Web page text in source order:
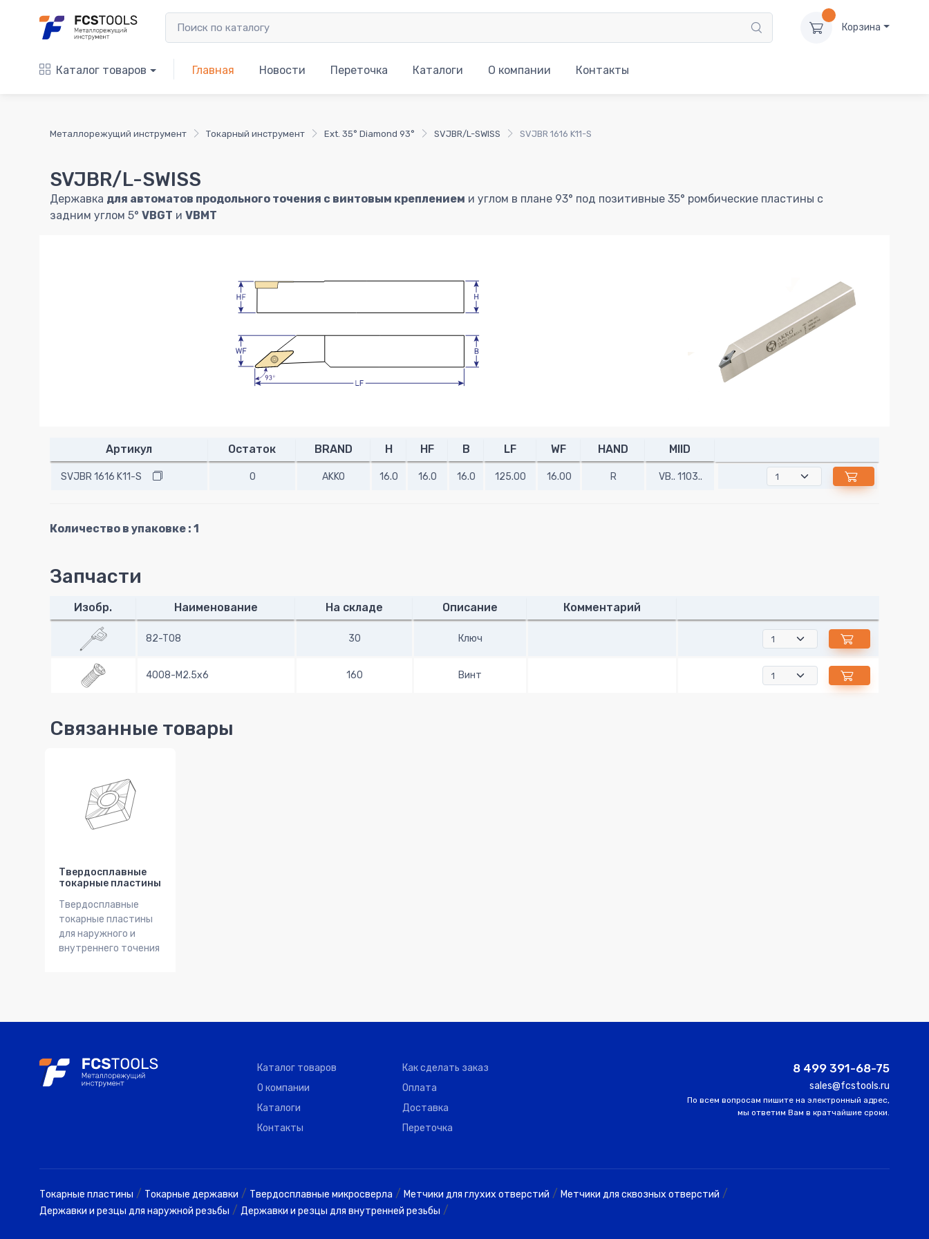
Корзина
Каталог товаров Главная Новости Переточка Каталоги О компании Контакты
Металлорежущий инструмент Токарный инструмент Ext. 35° Diamond 93° SVJBR/L-SWISS SVJBR 1616 K11-S
SVJBR/L-SWISS
Державка для автоматов продольного точения с винтовым креплением и углом в плане 93° под позитивные 35° ромбические пластины с
задним углом 5° VBGT и VBMT
Артикул Остаток BRAND H HF B LF WF HAND MIID
SVJBR 1616 K11-S 0 AKKO 16.0 16.0 16.0 125.00 16.00 R VB.. 1103..
Количество в упаковке : 1
Запчасти
Изобр. Наименование На складе Описание Комментарий
82-T08 30 Ключ
4008-M2.5x6 160 Винт
Связанные товары
Твердосплавные
токарные пластины
Твердосплавные
токарные пластины
для наружного и
внутреннего точения
Каталог товаров
О компании
Каталоги
Контакты
Как сделать заказ
Оплата
Доставка
Переточка
8 499 391-68-75
sales@fcstools.ru
По всем вопросам пишите на электронный адрес,
мы ответим Вам в кратчайшие сроки.
Токарные пластины / Токарные державки / Твердосплавные микросверла / Метчики для глухих отверстий / Метчики для сквозных отверстий /
Державки и резцы для наружной резьбы / Державки и резцы для внутренней резьбы /